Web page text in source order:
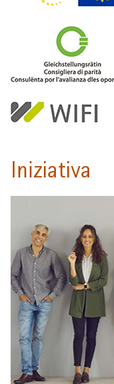
Iniziativa